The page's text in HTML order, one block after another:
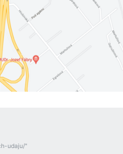
udaju/"